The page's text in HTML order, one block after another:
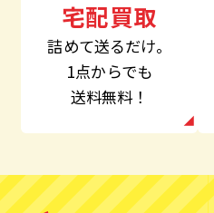
宅配買取
詰めて送るだけ。
1点からでも
送料無料！